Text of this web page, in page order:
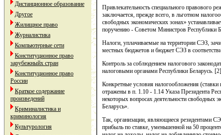
Дистанционное образование
Другое
Жилищное право
Журналистика
Компьютерные сети
Конституционное право
зарубежныйх стран
Конституционное право
России
Краткое содержание
произведений
Криминалистика и
криминология
Культурология
Привлекательность специального правового
заключается, прежде всего, в льготном
свободных экономических зонах»
поручению - Советом Министров Республики
Налоги, уплачиваемые на территории СЭЗ,
местных бюджетов и бюджет СЭЗ в
Контроль за соблюдением налогового
налоговыми органами Республики Беларусь. [2]
Конкретные условия налогообложения
отражены в п. 1.10 - 1.14 Указа Президента
некоторых вопросах деятельности свободных
Беларусь».
Так, организации, являющиеся резидентами
прибыль по ставке, уменьшенной на 50